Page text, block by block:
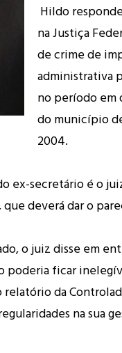
Hildo
na Justiça
de crime de
administrativa
no período
do município
2004.
ex-secretário é o
que deverá dar o
o juiz disse em
poderia ficar
da
na sua